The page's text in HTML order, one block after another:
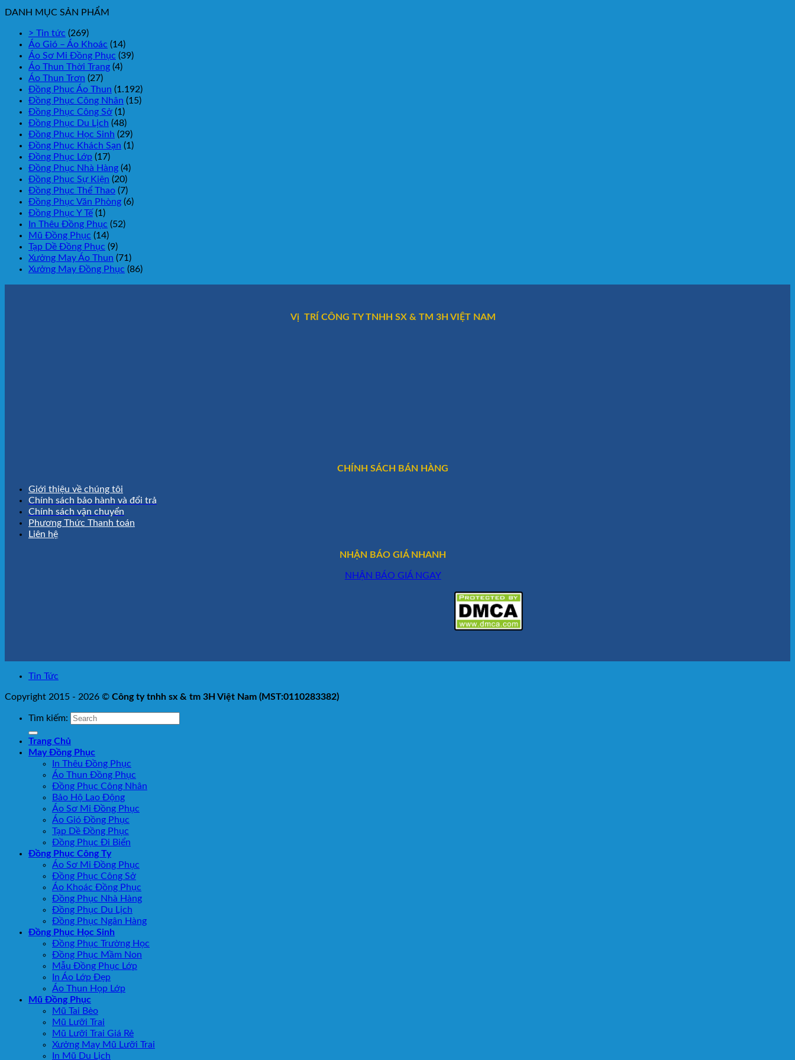
DANH MỤC SẢN PHẨM
> Tin tức (269)
Áo Gió – Áo Khoác (14)
Áo Sơ Mi Đồng Phục (39)
Áo Thun Thời Trang (4)
Áo Thun Trơn (27)
Đồng Phục Áo Thun (1.192)
Đồng Phục Công Nhân (15)
Đồng Phục Công Sở (1)
Đồng Phục Du Lịch (48)
Đồng Phục Học Sinh (29)
Đồng Phục Khách Sạn (1)
Đồng Phục Lớp (17)
Đồng Phục Nhà Hàng (4)
Đồng Phục Sự Kiện (20)
Đồng Phục Thể Thao (7)
Đồng Phục Văn Phòng (6)
Đồng Phục Y Tế (1)
In Thêu Đồng Phục (52)
Mũ Đồng Phục (14)
Tạp Dề Đồng Phục (9)
Xưởng May Áo Thun (71)
Xưởng May Đồng Phục (86)
Vị TRÍ CÔNG TY TNHH SX & TM 3H VIỆT NAM
CHÍNH SÁCH BÁN HÀNG
Giới thiệu về chúng tôi
Chính sách bảo hành và đổi trả
Chính sách vận chuyển
Phương Thức Thanh toán
Liên hệ
NHẬN BÁO GIÁ NHANH
NHẬN BÁO GIÁ NGAY
Tin Tức
Copyright 2015 - 2026 © Công ty tnhh sx & tm 3H Việt Nam (MST:0110283382)
Tìm kiếm:
Trang Chủ
May Đồng Phục
In Thêu Đồng Phục
Áo Thun Đồng Phục
Đồng Phục Công Nhân
Bảo Hộ Lao Động
Áo Sơ Mi Đồng Phục
Áo Gió Đồng Phục
Tạp Dề Đồng Phục
Đồng Phục Đi Biển
Đồng Phục Công Ty
Áo Sơ Mi Đồng Phục
Đồng Phục Công Sở
Áo Khoác Đồng Phục
Đồng Phục Nhà Hàng
Đồng Phục Du Lịch
Đồng Phục Ngân Hàng
Đồng Phục Học Sinh
Đồng Phục Trường Học
Đồng Phục Mầm Non
Mẫu Đồng Phục Lớp
In Áo Lớp Đẹp
Áo Thun Họp Lớp
Mũ Đồng Phục
Mũ Tai Bèo
Mũ Lưỡi Trai
Mũ Lưỡi Trai Giá Rẻ
Xưởng May Mũ Lưỡi Trai
In Mũ Du Lịch